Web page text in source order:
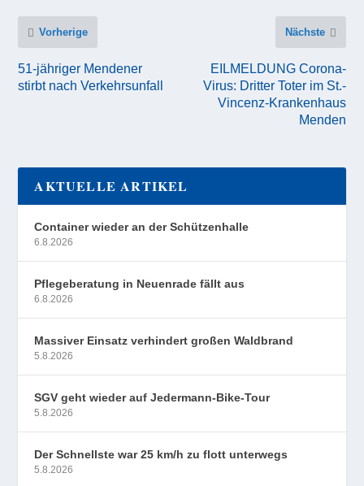
Vorherige
51-jähriger Mendener
stirbt nach Verkehrsunfall
Nächste
EILMELDUNG Corona-
Virus: Dritter Toter im St.-
Vincenz-Krankenhaus
Menden
AKTUELLE ARTIKEL
Container wieder an der Schützenhalle
6.8.2026
Pflegeberatung in Neuenrade fällt aus
6.8.2026
Massiver Einsatz verhindert großen Waldbrand
5.8.2026
SGV geht wieder auf Jedermann-Bike-Tour
5.8.2026
Der Schnellste war 25 km/h zu flott unterwegs
5.8.2026